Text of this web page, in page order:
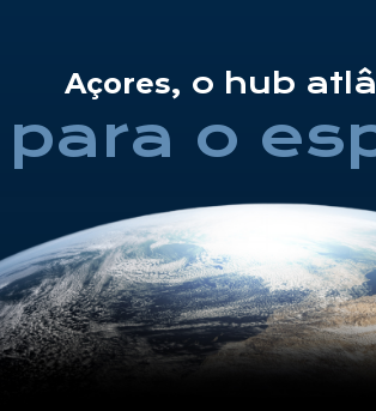
Equipa
Contactos
para o
Açores, o hub